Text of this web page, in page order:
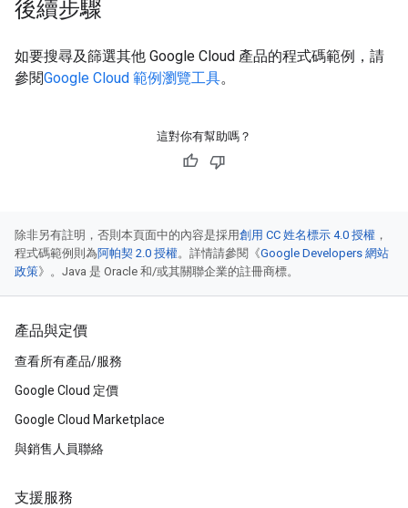
後續步驟
如要搜尋及篩選其他 Google Cloud 產品的程式碼範例，請
參閱Google Cloud 範例瀏覽工具。
這對你有幫助嗎？
除非另有註明，否則本頁面中的內容是採用創用 CC 姓名標示 4.0 授權 ，
程式碼範例則為阿帕契 2.0 授權。詳情請參閱《Google Developers 網站
政策》。Java 是 Oracle 和/或其關聯企業的註冊商標。
產品與定價
查看所有產品/服務
Google Cloud 定價
Google Cloud Marketplace
與銷售人員聯絡
支援服務